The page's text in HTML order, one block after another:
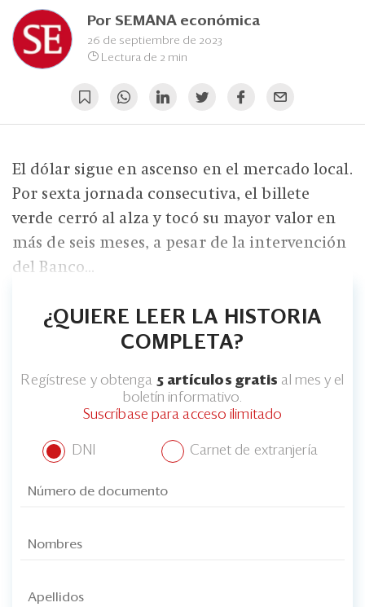
Por SEMANA económica
26 de septiembre de 2023
Lectura de 2 min
El dólar sigue en ascenso en el mercado local.
Por sexta jornada consecutiva, el billete
verde cerró al alza y tocó su mayor valor en
más de seis meses, a pesar de la intervención
del Banco...
¿QUIERE LEER LA HISTORIA
COMPLETA?
Regístrese y obtenga 5 artículos gratis al mes y el
boletín informativo.
Suscríbase para acceso ilimitado
DNI Carnet de extranjería